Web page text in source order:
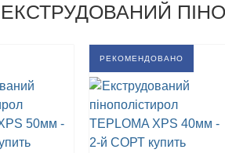
ЕКСТРУДОВАНИЙ
РЕКОМЕНДОВАНО